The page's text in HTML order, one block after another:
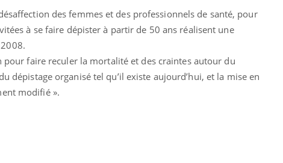
des femmes et des professionnels de santé, pour
à se faire dépister à partir de 50 ans réalisent une
pour faire reculer la mortalité et des craintes autour du
dépistage organisé tel qu’il existe aujourd’hui, et la mise en
modifié ».
des Mains :
Youtube
faciles à aborder...
poser des questions
c'est montrer ...
Youtube
Carence en fer : comprendre pour
prévenirYoutube
carence en fer sont multiples ce qui la rend
...